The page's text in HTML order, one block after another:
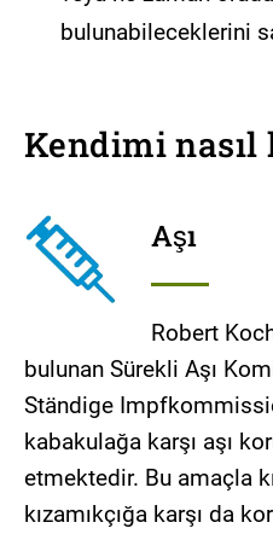
bulunabileceklerini
Kendimi
Aşı
Robert
bulunan Sürekli Aşı
Ständige
kabakulağa karşı aşı
etmektedir. Bu amaçla
kızamıkçığa karşı da